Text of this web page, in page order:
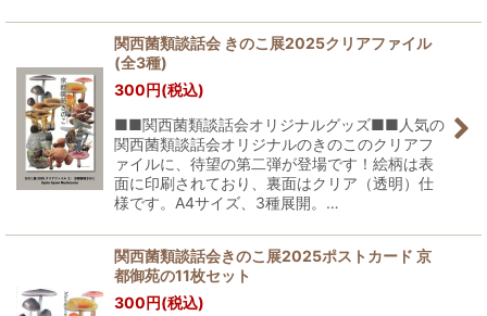
関西菌類談話会 きのこ展2025クリアファイル
(全3種)
300円(税込)
■■関西菌類談話会オリジナルグッズ■■人気の
関西菌類談話会オリジナルのきのこのクリアフ
ァイルに、待望の第二弾が登場です！絵柄は表
面に印刷されており、裏面はクリア（透明）仕
様です。A4サイズ、3種展開。…
関西菌類談話会きのこ展2025ポストカード 京
都御苑の11枚セット
300円(税込)